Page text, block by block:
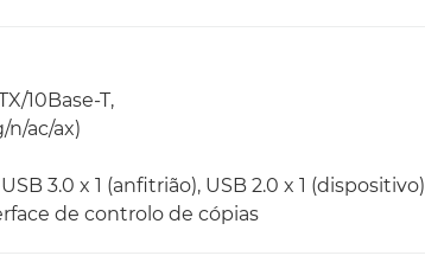
10Base-T,
n/ac/ax)
3.0 x 1 (anfitrião), USB 2.0 x 1 (dispositivo)
de controlo de cópias